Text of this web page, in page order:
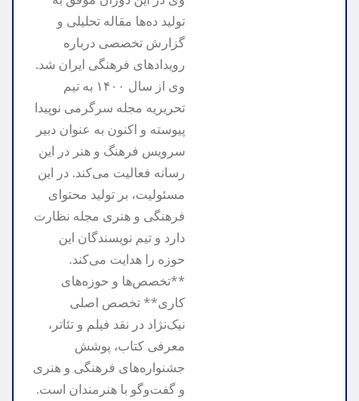
تولید ده‌ها مقاله تحلیلی و
گزارش تخصصی درباره
رویدادهای فرهنگی ایران شد.
وی از سال ۱۴۰۰ به تیم
تحریریه مجله سرگرمی نوپیدا
پیوسته و اکنون به عنوان دبیر
سرویس فرهنگ و هنر در این
رسانه فعالیت می‌کند. در این
مسئولیت، بر تولید محتوای
فرهنگی و هنری مجله نظارت
دارد و تیم نویسندگان این
حوزه را هدایت می‌کند.
**تخصص‌ها و حوزه‌های
کاری** تخصص اصلی
نیک‌نژاد در نقد فیلم و تئاتر،
معرفی کتاب، پوشش
جشنواره‌های فرهنگی و هنری
و گفت‌وگو با هنرمندان است.